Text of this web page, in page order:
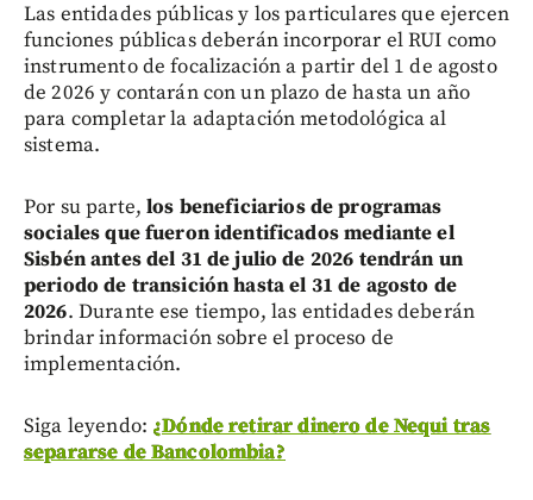
Las entidades públicas y los particulares que ejercen
funciones públicas deberán incorporar el RUI como
instrumento de focalización a partir del 1 de agosto
de 2026 y contarán con un plazo de hasta un año
para completar la adaptación metodológica al
sistema.
Por su parte,los beneficiarios de programas
sociales que fueron identificados mediante el
Sisbén antes del 31 de julio de 2026 tendrán un
periodo de transición hasta el 31 de agosto de
2026. Durante ese tiempo, las entidades deberán
brindar información sobre el proceso de
implementación.
Siga leyendo: ¿Dónde retirar dinero de Nequi tras
separarse de Bancolombia?